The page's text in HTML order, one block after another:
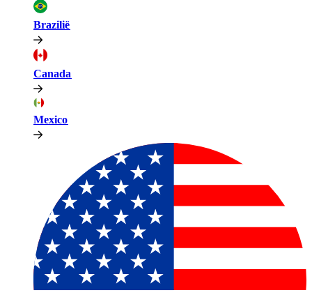
Brazilië​​
Canada​​
Mexico​​